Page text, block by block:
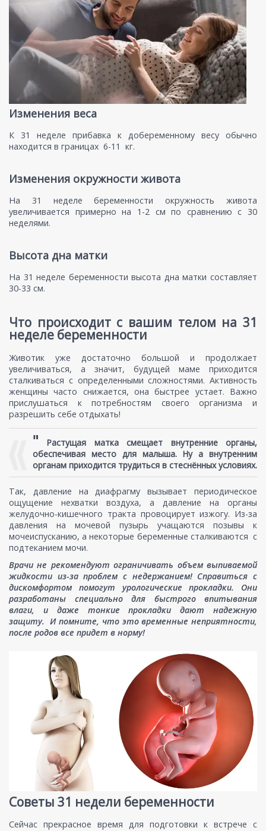
Изменения веса
К 31 неделе прибавка к добеременному весу обычно
находится в границах 6-11 кг.
Изменения окружности живота
На 31 неделе беременности окружность живота
увеличивается примерно на 1-2 см по сравнению с 30
неделями.
Высота дна матки
На 31 неделе беременности высота дна матки составляет
30-33 см.
Что происходит с вашим телом на 31
неделе беременности
Животик уже достаточно большой и продолжает
увеличиваться, а значит, будущей маме приходится
сталкиваться с определенными сложностями. Активность
женщины часто снижается, она быстрее устает. Важно
прислушаться к потребностям своего организма и
разрешить себе отдыхать!
" Растущая матка смещает внутренние органы,
обеспечивая место для малыша. Ну а внутренним
органам приходится трудиться в стеснённых условиях.
Так, давление на диафрагму вызывает периодическое
ощущение нехватки воздуха, а давление на органы
желудочно-кишечного тракта провоцирует изжогу. Из-за
давления на мочевой пузырь учащаются позывы к
мочеиспусканию, а некоторые беременные сталкиваются с
подтеканием мочи.
Врачи не рекомендуют ограничивать объем выпиваемой
жидкости из-за проблем с недержанием! Справиться с
дискомфортом помогут урологические прокладки. Они
разработаны специально для быстрого впитывания
влаги, и даже тонкие прокладки дают надежную
защиту. И помните, что это временные неприятности,
после родов все придет в норму!
Советы 31 недели беременности
Сейчас прекрасное время для подготовки к встрече с